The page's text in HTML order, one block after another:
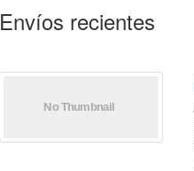
Envíos recientes